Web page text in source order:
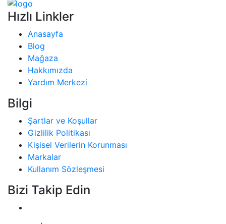
Hızlı Linkler
Anasayfa
Blog
Mağaza
Hakkımızda
Yardım Merkezi
Bilgi
Şartlar ve Koşullar
Gizlilik Politikası
Kişisel Verilerin Korunması
Markalar
Kullanım Sözleşmesi
Bizi Takip Edin